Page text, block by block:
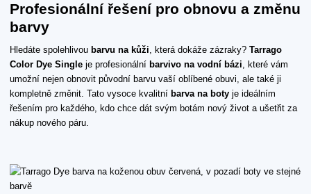
Profesionální řešení pro obnovu a změnu
barvy
Hledáte spolehlivou barvu na kůži, která dokáže zázraky? Tarrago
Color Dye Single je profesionální barvivo na vodní bázi, které vám
umožní nejen obnovit původní barvu vaší oblíbené obuvi, ale také ji
kompletně změnit. Tato vysoce kvalitní barva na boty je ideálním
řešením pro každého, kdo chce dát svým botám nový život a ušetřit za
nákup nového páru.